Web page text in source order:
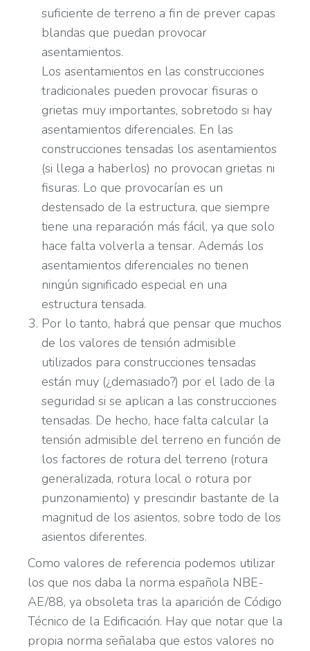
suficiente de terreno a fin de prever capas
blandas que puedan provocar
asentamientos.
Los asentamientos en las construcciones
tradicionales pueden provocar fisuras o
grietas muy importantes, sobretodo si hay
asentamientos diferenciales. En las
construcciones tensadas los asentamientos
(si llega a haberlos) no provocan grietas ni
fisuras. Lo que provocarían es un
destensado de la estructura, que siempre
tiene una reparación más fácil, ya que solo
hace falta volverla a tensar. Además los
asentamientos diferenciales no tienen
ningún significado especial en una
estructura tensada.
Por lo tanto, habrá que pensar que muchos
de los valores de tensión admisible
utilizados para construcciones tensadas
están muy (¿demasiado?) por el lado de la
seguridad si se aplican a las construcciones
tensadas. De hecho, hace falta calcular la
tensión admisible del terreno en función de
los factores de rotura del terreno (rotura
generalizada, rotura local o rotura por
punzonamiento) y prescindir bastante de la
magnitud de los asientos, sobre todo de los
asientos diferentes.
Como valores de referencia podemos utilizar
los que nos daba la norma española NBE-
AE/88, ya obsoleta tras la aparición de Código
Técnico de la Edificación. Hay que notar que la
propia norma señalaba que estos valores no